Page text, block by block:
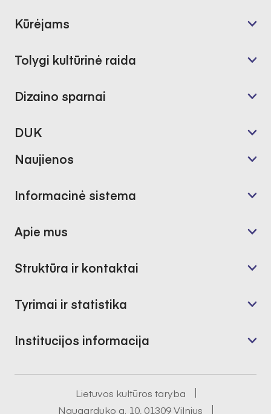
Kūrėjams
Tolygi kultūrinė raida
Dizaino sparnai
DUK
Naujienos
Informacinė sistema
Apie mus
Struktūra ir kontaktai
Tyrimai ir statistika
Institucijos informacija
Lietuvos kultūros taryba
Naugarduko g. 10, 01309 Vilnius